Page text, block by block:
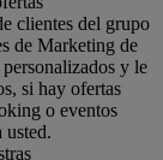
clientes del grupo
de Marketing de
y le
si hay ofertas
o eventos
usted.